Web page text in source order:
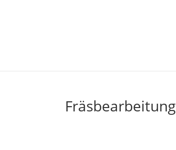
Fräsbearbeitung